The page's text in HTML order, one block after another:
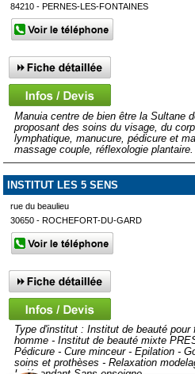
84210 - PERNES-LES-FONTAINES
Manuia centre de bien être la Sultane
proposant des soins du visage, du
lymphatique, manucure, pédicure et
massage couple, réflexologie plantaire.
INSTITUT LES 5 SENS
rue du beaulieu
30650 - ROCHEFORT-DU-GARD
Type d'institut : Institut de beauté
homme - Institut de beauté mixte
Pédicure - Cure minceur - Epilation -
soins et prothèses - Relaxation